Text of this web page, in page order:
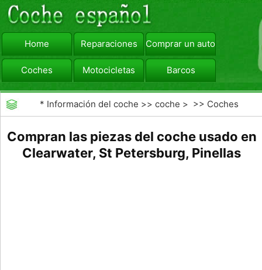
Home Reparaciones Comprar un automóvil
Coches Motocicletas Barcos
viajar Camiones
* Información del coche >>coche > >> Coches
Compran las piezas del coche usado en
Clearwater, St Petersburg, Pinellas